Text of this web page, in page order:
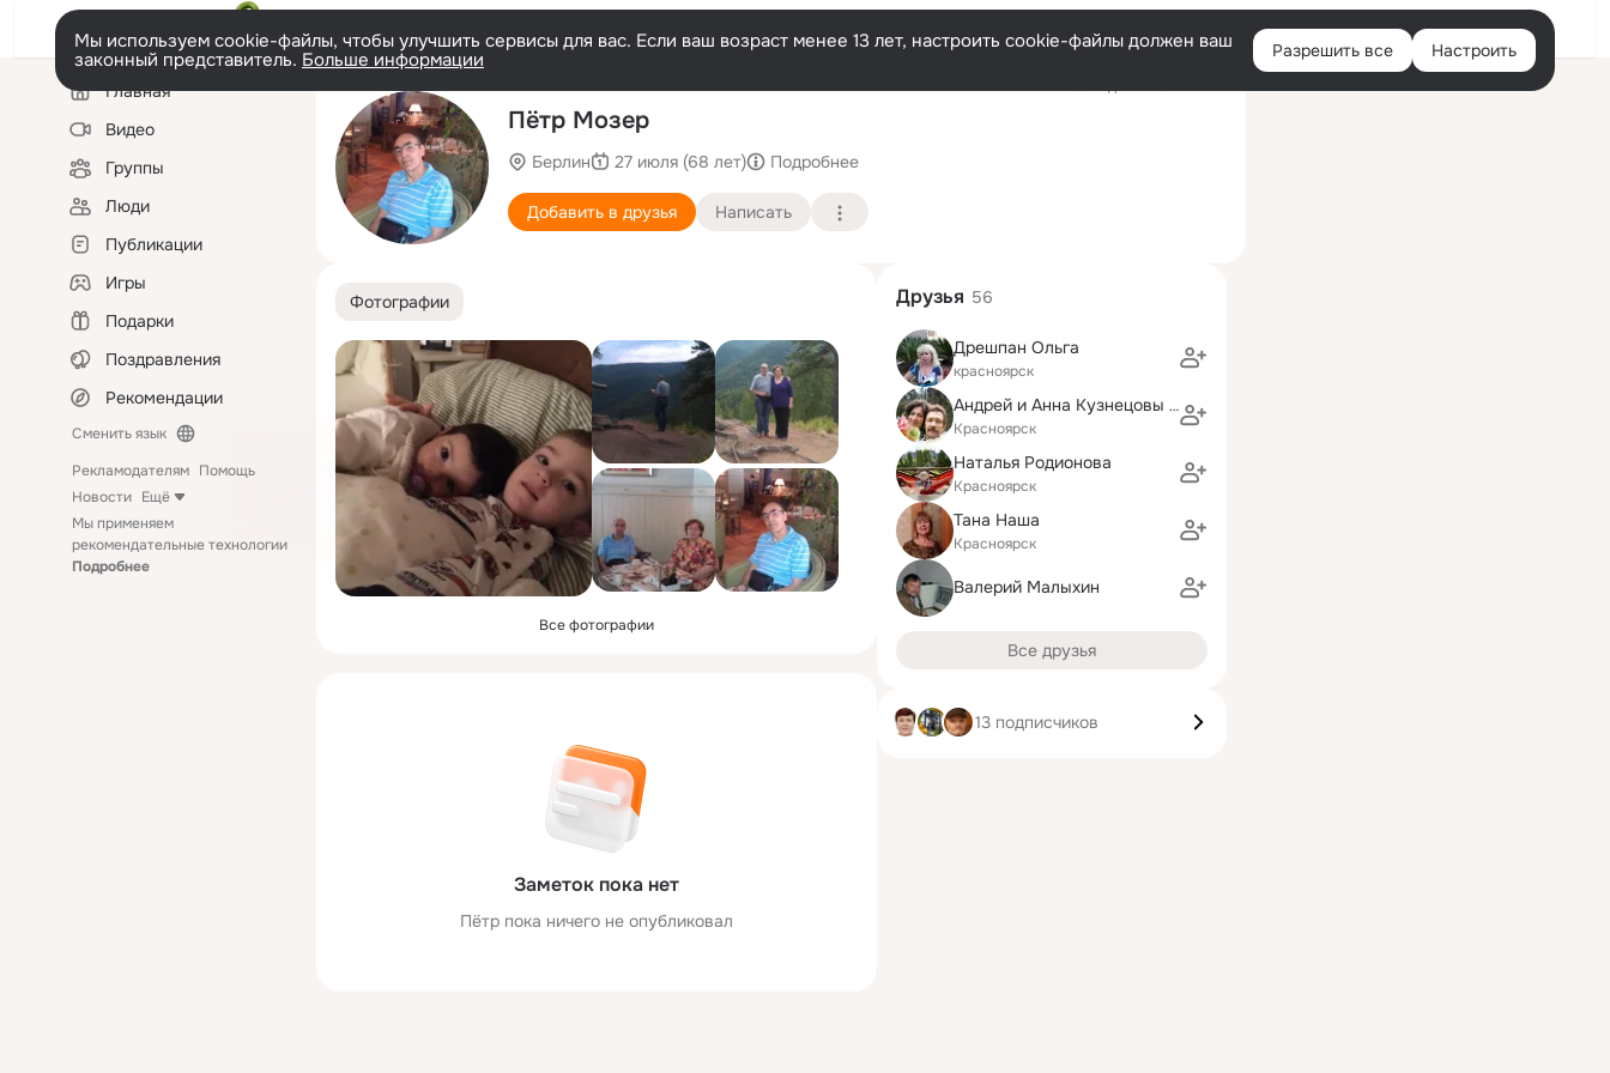
Войти
Мы используем cookie-файлы, чтобы улучшить сервисы для вас. Если ваш возраст менее 13 лет, настроить cookie-файлы должен ваш
законный представитель. Больше информации Разрешить все Настроить
Левая
колонкаГлавная
Видео
Группы
Люди
Публикации
Игры
Подарки
Поздравления
Рекомендации
Сменить язык
Рекламодателям Помощь
Новости Ещё
Мы применяем
рекомендательные технологии
Подробнее
Пётр Мозер
Берлин 27 июля (68 лет) Подробнее
Добавить в друзья Написать
Фотографии
Все фотографии
Заметок пока нет
Пётр пока ничего не опубликовал
Друзья 56
Дрешпан Ольга
красноярск
Андрей и Анна Кузнецовы (Гарифзянова)
Красноярск
Наталья Родионова
Красноярск
Тана Наша
Красноярск
Валерий Малыхин
Все друзья
13 подписчиков